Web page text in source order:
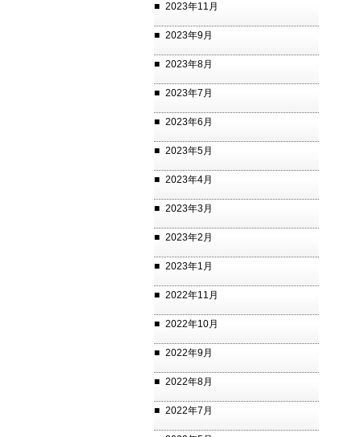
2023年11月
2023年9月
2023年8月
2023年7月
2023年6月
2023年5月
2023年4月
2023年3月
2023年2月
2023年1月
2022年11月
2022年10月
2022年9月
2022年8月
2022年7月